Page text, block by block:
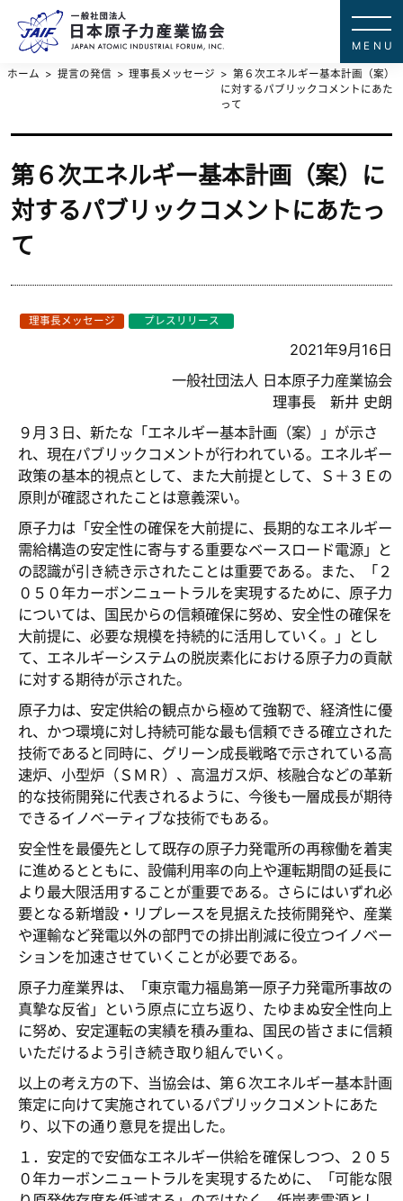
ホーム 提言の発信 理事長メッセージ
第６次エネルギー基本計画（案）
に対するパブリックコメントにあた
って
第６次エネルギー基本計画（案）に
対するパブリックコメントにあたっ
て
理事長メッセージ プレスリリース
2021年9月16日
一般社団法人 日本原子力産業協会
理事長 新井 史朗
９月３日、新たな「エネルギー基本計画（案）」が示さ
れ、現在パブリックコメントが行われている。エネルギー
政策の基本的視点として、また大前提として、Ｓ＋３Ｅの
原則が確認されたことは意義深い。
原子力は「安全性の確保を大前提に、長期的なエネルギー
需給構造の安定性に寄与する重要なベースロード電源」と
の認識が引き続き示されたことは重要である。また、「２
０５０年カーボンニュートラルを実現するために、原子力
については、国民からの信頼確保に努め、安全性の確保を
大前提に、必要な規模を持続的に活用していく。」とし
て、エネルギーシステムの脱炭素化における原子力の貢献
に対する期待が示された。
原子力は、安定供給の観点から極めて強靭で、経済性に優
れ、かつ環境に対し持続可能な最も信頼できる確立された
技術であると同時に、グリーン成長戦略で示されている高
速炉、小型炉（ＳＭＲ）、高温ガス炉、核融合などの革新
的な技術開発に代表されるように、今後も一層成長が期待
できるイノベーティブな技術でもある。
安全性を最優先として既存の原子力発電所の再稼働を着実
に進めるとともに、設備利用率の向上や運転期間の延長に
より最大限活用することが重要である。さらにはいずれ必
要となる新増設・リプレースを見据えた技術開発や、産業
や運輸など発電以外の部門での排出削減に役立つイノベー
ションを加速させていくことが必要である。
原子力産業界は、「東京電力福島第一原子力発電所事故の
真摯な反省」という原点に立ち返り、たゆまぬ安全性向上
に努め、安定運転の実績を積み重ね、国民の皆さまに信頼
いただけるよう引き続き取り組んでいく。
以上の考え方の下、当協会は、第６次エネルギー基本計画
策定に向けて実施されているパブリックコメントにあた
り、以下の通り意見を提出した。
１．安定的で安価なエネルギー供給を確保しつつ、２０５
０年カーボンニュートラルを実現するために、「可能な限